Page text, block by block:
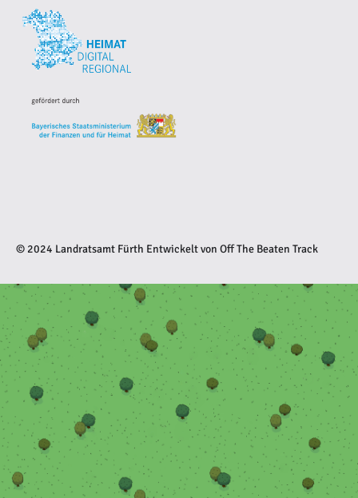
© 2024 Landratsamt Fürth Entwickelt von Off The Beaten Track